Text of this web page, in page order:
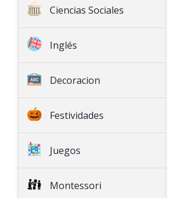
Ciencias Sociales
Geografía
Inglés
Math
Social Science
Games
Decoration
Decoracion
Festividades
Juegos
Montessori